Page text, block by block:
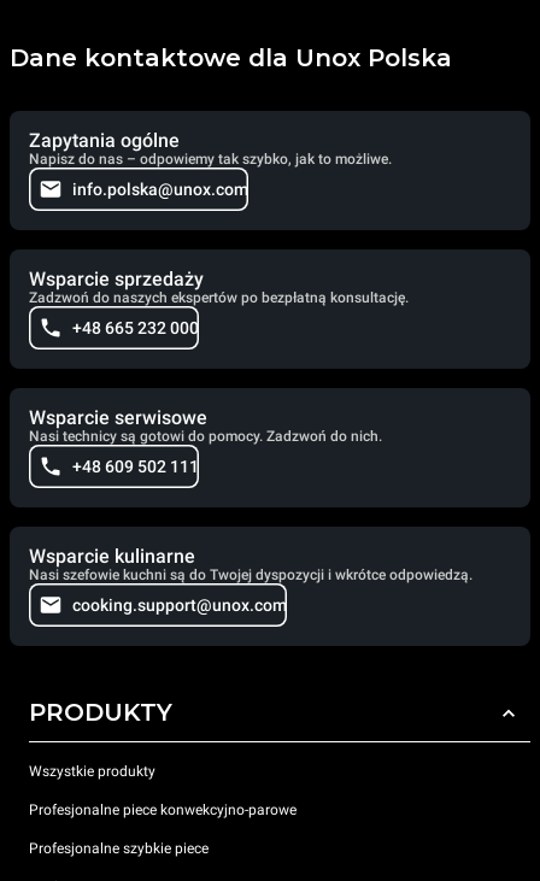
Dane kontaktowe dla Unox Polska
Zapytania ogólne
Napisz do nas – odpowiemy tak szybko, jak to możliwe.
info.polska@unox.com
Wsparcie sprzedaży
Zadzwoń do naszych ekspertów po bezpłatną konsultację.
+48 665 232 000
Wsparcie serwisowe
Nasi technicy są gotowi do pomocy. Zadzwoń do nich.
+48 609 502 111
Wsparcie kulinarne
Nasi szefowie kuchni są do Twojej dyspozycji i wkrótce odpowiedzą.
cooking.support@unox.com
PRODUKTY
Wszystkie produkty
Profesjonalne piece konwekcyjno-parowe
Profesjonalne szybkie piece